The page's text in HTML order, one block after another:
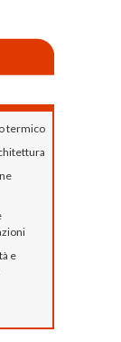
termico
e